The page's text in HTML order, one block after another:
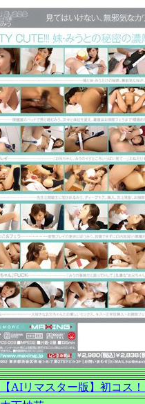
【AIリマスター版】初コス